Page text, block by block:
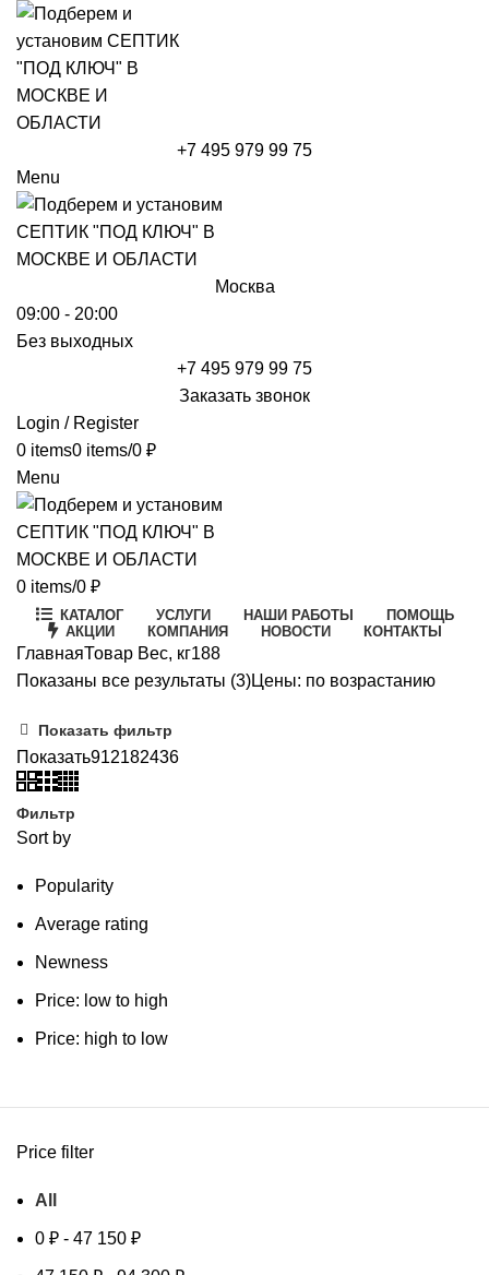
+7 495 979 99 75
Menu
Москва
09:00 - 20:00
Без выходных
+7 495 979 99 75
Заказать звонок
Login / Register
0 items0 items/0 ₽
Menu
0 items/0 ₽
КАТАЛОГ УСЛУГИ НАШИ РАБОТЫ
ПОМОЩЬ
АКЦИИ
КОМПАНИЯ НОВОСТИ КОНТАКТЫ
ГлавнаяТовар Вес, кг188
Показаны все результаты (3)Цены: по возрастанию
Показать фильтр
Показать912182436
Фильтр
Sort by
Popularity
Average rating
Newness
Price: low to high
Price: high to low
Price filter
All
0 ₽ - 47 150 ₽